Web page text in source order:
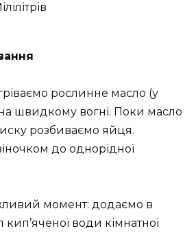
рослинне масло (у
швидкому вогні. Поки масло
розбиваємо яйця.
до однорідної
момент: додаємо в
кип’яченої води кімнатної